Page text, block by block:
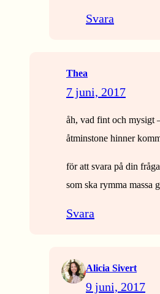
Svara
Thea
7 juni, 2017
åh, vad fint och mysigt
åtminstone hinner
för att svara på din
som ska rymma massa
Svara
Alicia Sivert
9 juni, 2017